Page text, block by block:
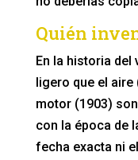
Quién
En la historia
ligero que el
motor (1903)
con la época de
fecha exacta ni